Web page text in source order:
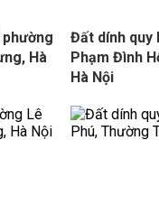
Hà
Đất dính quy
Phạm Đình
Hà Nội